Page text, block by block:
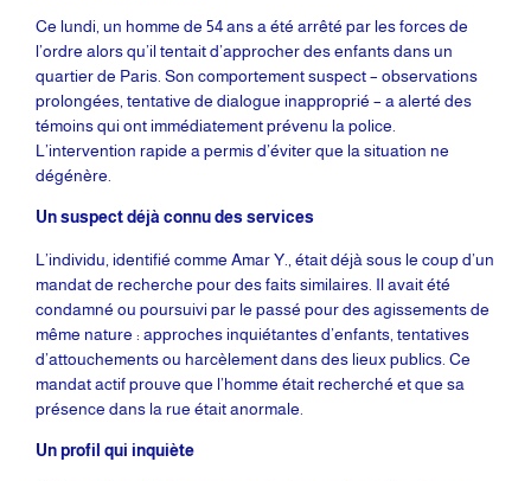
Ce lundi, un homme de 54 ans a été arrêté par les forces de
l’ordre alors qu’il tentait d’approcher des enfants dans un
quartier de Paris. Son comportement suspect – observations
prolongées, tentative de dialogue inapproprié – a alerté des
témoins qui ont immédiatement prévenu la police.
L’intervention rapide a permis d’éviter que la situation ne
dégénère.
Un suspect déjà connu des services
L’individu, identifié comme Amar Y., était déjà sous le coup d’un
mandat de recherche pour des faits similaires. Il avait été
condamné ou poursuivi par le passé pour des agissements de
même nature : approches inquiétantes d’enfants, tentatives
d’attouchements ou harcèlement dans des lieux publics. Ce
mandat actif prouve que l’homme était recherché et que sa
présence dans la rue était anormale.
Un profil qui inquiète